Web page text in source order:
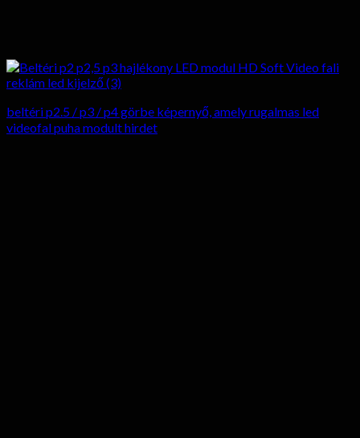
beltéri p2.5 / p3 / p4 görbe képernyő, amely rugalmas led
videofal puha modult hirdet